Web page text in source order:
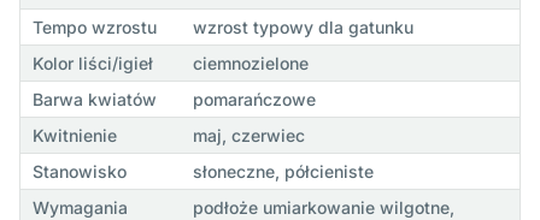
Tempo wzrostu
wzrost typowy dla gatunku
Kolor liści/igieł
ciemnozielone
Barwa kwiatów
pomarańczowe
Kwitnienie
maj, czerwiec
Stanowisko
słoneczne, półcieniste
Wymagania
podłoże umiarkowanie wilgotne,